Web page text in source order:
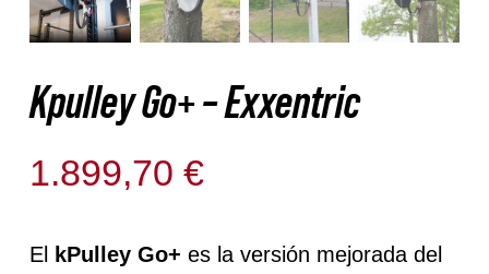
Kpulley Go+ – Exxentric
1.899,70€
El kPulley Go+ es la versión mejorada del